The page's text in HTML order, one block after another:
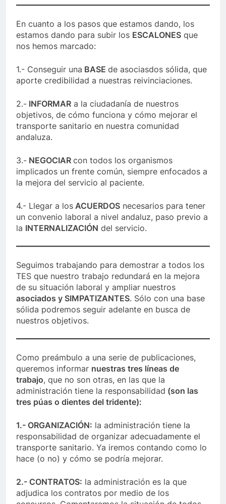
En cuanto a los pasos que estamos dando, los
estamos dando para subir los ESCALONES que
nos hemos marcado:
1.- Conseguir una BASE de asociasdos sólida, que
aporte credibilidad a nuestras reivinciaciones.
2.- INFORMAR a la ciudadanía de nuestros
objetivos, de cómo funciona y cómo mejorar el
transporte sanitario en nuestra comunidad
andaluza.
3.- NEGOCIAR con todos los organismos
implicados un frente común, siempre enfocados a
la mejora del servicio al paciente.
4.- Llegar a los ACUERDOS necesarios para tener
un convenio laboral a nivel andaluz, paso previo a
la INTERNALIZACIÓN del servicio.
Seguimos trabajando para demostrar a todos los
TES que nuestro trabajo redundará en la mejora
de su situación laboral y ampliar nuestros
asociados y SIMPATIZANTES. Sólo con una base
sólida podremos seguir adelante en busca de
nuestros objetivos.
Como preámbulo a una serie de publicaciones,
queremos informar nuestras tres líneas de
trabajo, que no son otras, en las que la
administración tiene la responsabilidad (son las
tres púas o dientes del tridente):
1.- ORGANIZACIÓN: la administración tiene la
responsabilidad de organizar adecuadamente el
transporte sanitario. Ya iremos contando como lo
hace (o no) y cómo se podría mejorar.
2.- CONTRATOS: la administración es la que
adjudica los contratos por medio de los